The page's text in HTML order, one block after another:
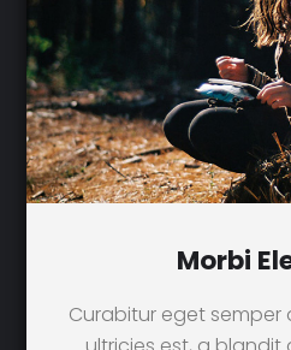
Morbi
Curabitur eget semper